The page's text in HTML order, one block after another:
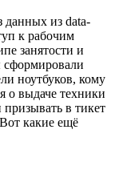
данных из data-
к рабочим
занятости и
сформировали
ноутбуков, кому
о выдаче техники
в тикет
какие ещё